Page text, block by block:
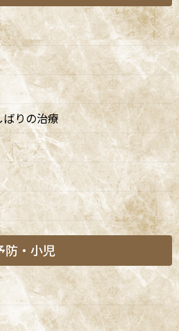
新着情報
15:00診療、8/10・8/11は休診です
正診療日のお知らせ
療日変更のお知らせ
りの治療
防・小児